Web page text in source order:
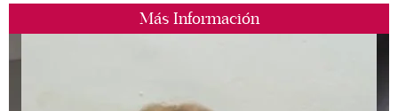
Más Información